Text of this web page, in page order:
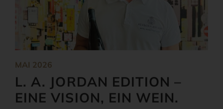
L. A. JORDAN EDITION –
EINE VISION, EIN WEIN.
MAI 2026
2021 war ein besonderes Jahr – für das L. A. Jordan
und für Rieslinge in der Pfalz. Der außergewöhnliche
kühle Sommer schenkte den Pfälzer Weinen